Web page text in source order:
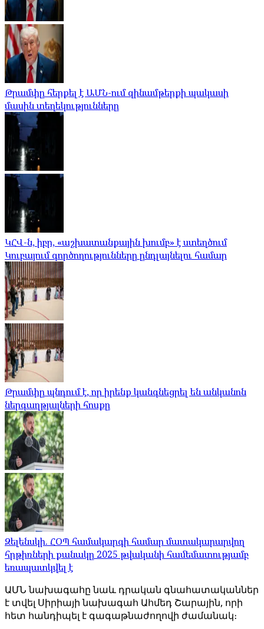
Թրամփը հերքել է ԱՄՆ-ում զինամթերքի պակասի
մասին տեղեկությունները
ԿՀՎ-ն, իբր, «աշխատանքային խումբ» է ստեղծում
Կուբայում գործողությունները ընդլայնելու համար
Թրամփը պնդում է, որ իրենք կանգնեցրել են անկանոն
ներգաղթյալների հոսքը
Զելենսկի. ՀՕՊ համակարգի համար մատակարարվող
հրթիռների քանակը 2025 թվականի համեմատությամբ
եռապատկվել է
ԱՄՆ նախագահը նաև դրական գնահատականներ
է տվել Սիրիայի նախագահ Ահմեդ Շարային, որի
հետ հանդիպել է գագաթնաժողովի ժամանակ։